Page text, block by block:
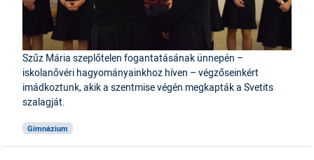
Szűz Mária szeplőtelen fogantatásának ünnepén –
iskolanővéri hagyományainkhoz híven – végzőseinkért
imádkoztunk, akik a szentmise végén megkapták a Svetits
szalagját.
Gimnázium